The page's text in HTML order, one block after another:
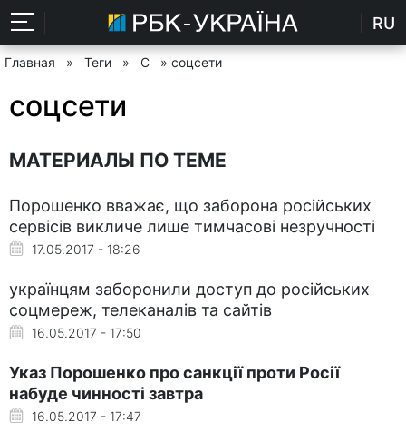
RU
Главная » Теги » С » соцсети
соцсети
МАТЕРИАЛЫ ПО ТЕМЕ
Порошенко вважає, що заборона російських
сервісів викличе лише тимчасові незручності
17.05.2017 - 18:26
українцям заборонили доступ до російських
соцмереж, телеканалів та сайтів
16.05.2017 - 17:50
Указ Порошенко про санкції проти Росії
набуде чинності завтра
16.05.2017 - 17:47